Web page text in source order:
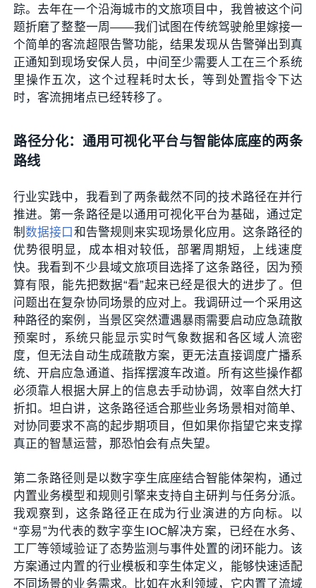
踪。去年在一个沿海城市的文旅项目中，我曾被这个问
题折磨了整整一周——我们试图在传统驾驶舱里嫁接一
个简单的客流超限告警功能，结果发现从告警弹出到真
正通知到现场安保人员，中间至少需要人工在三个系统
里操作五次，这个过程耗时太长，等到处置指令下达
时，客流拥堵点已经转移了。
路径分化：通用可视化平台与智能体底座的两条
路线
行业实践中，我看到了两条截然不同的技术路径在并行
推进。第一条路径是以通用可视化平台为基础，通过定
制数据接口 和告警规则来实现场景化应用。这条路径的
优势很明显，成本相对较低，部署周期短，上线速度
快。我看到不少县域文旅项目选择了这条路径，因为预
算有限，能先把数据“看”起来已经是很大的进步了。但
问题出在复杂协同场景的应对上。我调研过一个采用这
种路径的案例，当景区突然遭遇暴雨需要启动应急疏散
预案时，系统只能显示实时气象数据和各区域人流密
度，但无法自动生成疏散方案，更无法直接调度广播系
统、开启应急通道、指挥摆渡车改道。所有这些操作都
必须靠人根据大屏上的信息去手动协调，效率自然大打
折扣。坦白讲，这条路径适合那些业务场景相对简单、
对协同要求不高的起步期项目，但如果你指望它来支撑
真正的智慧运营，那恐怕会有点失望。
第二条路径则是以数字孪生底座结合智能体架构，通过
内置业务模型和规则引擎来支持自主研判与任务分派。
我观察到，这条路径正在成为行业演进的方向标。以
“孪易”为代表的数字孪生IOC解决方案，已经在水务、
工厂等领域验证了态势监测与事件处置的闭环能力。该
方案通过内置的行业模板和孪生体定义，能够快速适配
不同场景的业务需求。比如在水利领域，它内置了流域